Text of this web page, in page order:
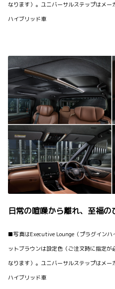
なります）。ユニバーサルステップはメ
ハイブリッド車
日常の喧噪から離れ、至福の
■写真はExecutive Lounge（プラグインハ
ットブラウンは設定色（ご注文時に指定
なります）。ユニバーサルステップはメ
ハイブリッド車